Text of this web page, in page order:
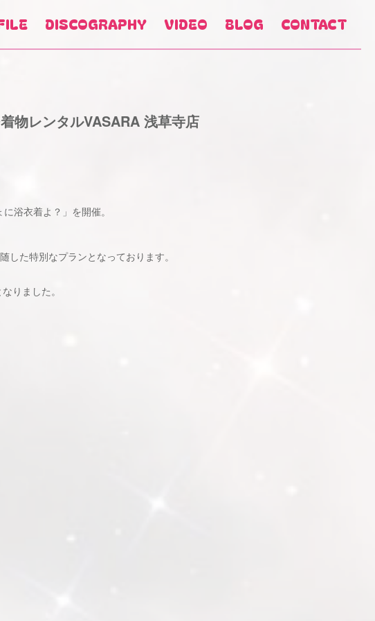
DISCOGRAPHY VIDEO BLOG CONTACT
物レンタルVASARA 浅草寺店
浴衣着よ？」を開催。
た特別なプランとなっております。
りました。